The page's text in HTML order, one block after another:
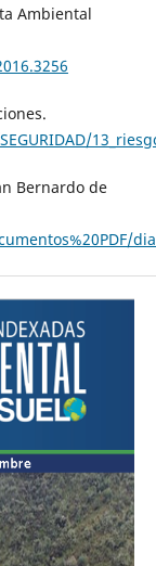
Ambiental
Bernardo de